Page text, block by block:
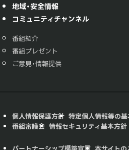
地域・安全情報
コミュニティチャンネル
番組紹介
番組プレゼント
ご意見・情報提供
個人情報保護方針 特定個人情報等の
番組審議会 情報セキュリティ基本方針